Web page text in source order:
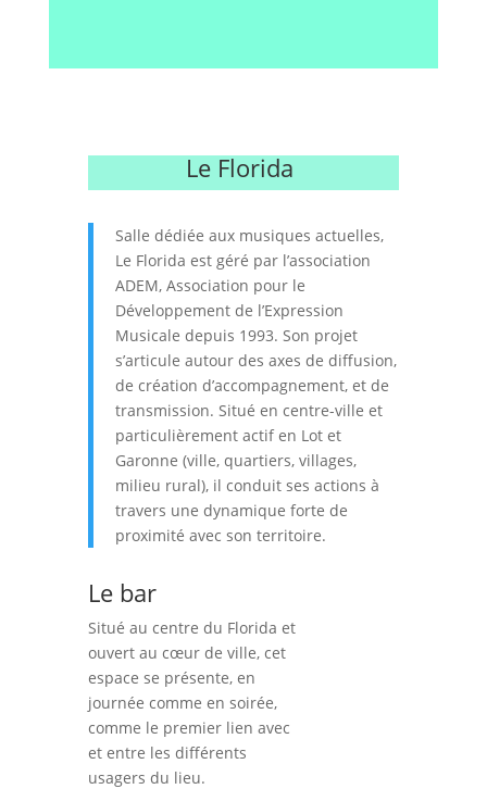
Le Florida
Salle dédiée aux musiques actuelles,
Le Florida est géré par l’association
ADEM, Association pour le
Développement de l’Expression
Musicale depuis 1993. Son projet
s’articule autour des axes de diffusion,
de création d’accompagnement, et de
transmission. Situé en centre-ville et
particulièrement actif en Lot et
Garonne (ville, quartiers, villages,
milieu rural), il conduit ses actions à
travers une dynamique forte de
proximité avec son territoire.
Le bar
Situé au centre du Florida et
ouvert au cœur de ville, cet
espace se présente, en
journée comme en soirée,
comme le premier lien avec
et entre les différents
usagers du lieu.